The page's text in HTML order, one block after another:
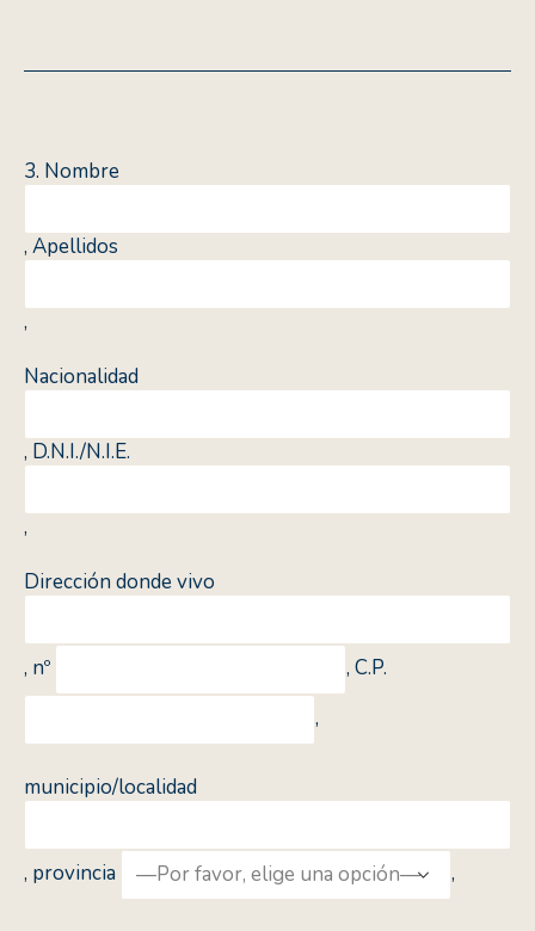
3. Nombre
, Apellidos
,
Nacionalidad
, D.N.I./N.I.E.
,
Dirección donde vivo
, nº
, C.P.
,
municipio/localidad
, provincia ,